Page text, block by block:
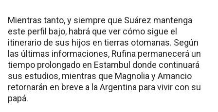
Mientras tanto, y siempre que Suárez mantenga
este perfil bajo, habrá que ver cómo sigue el
itinerario de sus hijos en tierras otomanas. Según
las últimas informaciones, Rufina permanecerá un
tiempo prolongado en Estambul donde continuará
sus estudios, mientras que Magnolia y Amancio
retornarán en breve a la Argentina para vivir con su
papá.